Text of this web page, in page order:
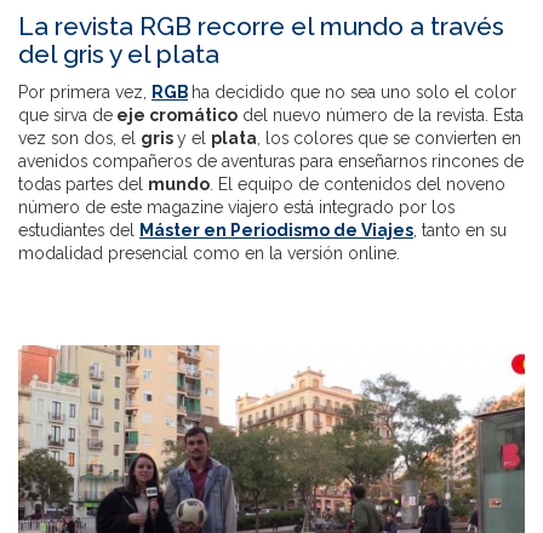
La revista RGB recorre el mundo a través
del gris y el plata
Por primera vez, RGB ha decidido que no sea uno solo el color
que sirva de eje cromático del nuevo número de la revista. Esta
vez son dos, el grisy el plata , los colores que se convierten en
avenidos compañeros de aventuras para enseñarnos rincones de
todas partes del mundo . El equipo de contenidos del noveno
número de este magazine viajero está integrado por los
estudiantes del
Máster en Periodismo de Viajes , tanto en su
modalidad presencial como en la versión online.